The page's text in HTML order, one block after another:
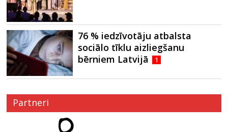
76 % iedzīvotāju atbalsta
sociālo tīklu aizliegšanu
bērniem Latvijā
1
Partneri